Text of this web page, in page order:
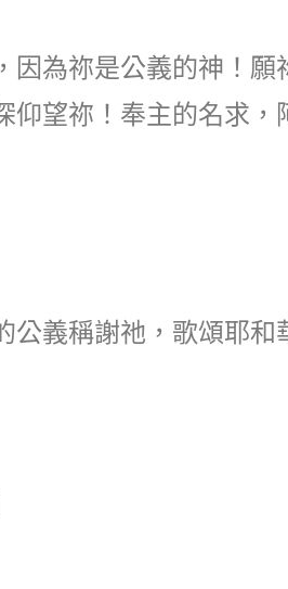
因為祢是公義的神！
仰望祢！奉主的名求，
公義稱謝祂，歌頌耶和